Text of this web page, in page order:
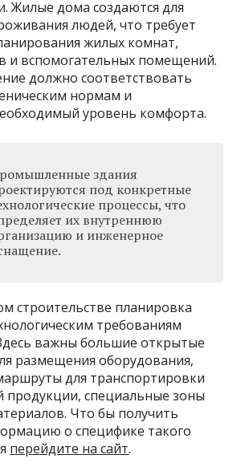
Жилые дома создаются для
людей, что требует
жилых комнат,
и вспомогательных помещений.
должно соответствовать
нормам и
уровень комфорта.
здания
под конкретные
процессы, что
их внутреннюю
и инженерное
строительстве планировка
требованиям
важны большие открытые
размещения оборудования,
для транспортировки
продукции, специальные зоны
Что бы получить
о специфике такого
перейдите на сайт.